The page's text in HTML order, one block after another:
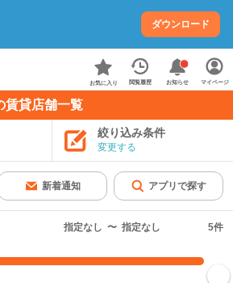
ダウンロード
お気に入り 閲覧履歴 お知らせ マイページ
賃貸店舗一覧
絞り込み条件
変更する
新着通知 アプリで探す
指定なし 〜 指定なし 5件